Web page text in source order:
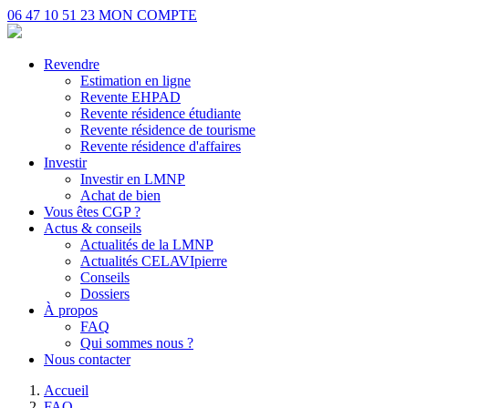
06 47 10 51 23 MON COMPTE
Revendre
Estimation en ligne
Revente EHPAD
Revente résidence étudiante
Revente résidence de tourisme
Revente résidence d'affaires
Investir
Investir en LMNP
Achat de bien
Vous êtes CGP ?
Actus & conseils
Actualités de la LMNP
Actualités CELAVIpierre
Conseils
Dossiers
À propos
FAQ
Qui sommes nous ?
Nous contacter
Accueil